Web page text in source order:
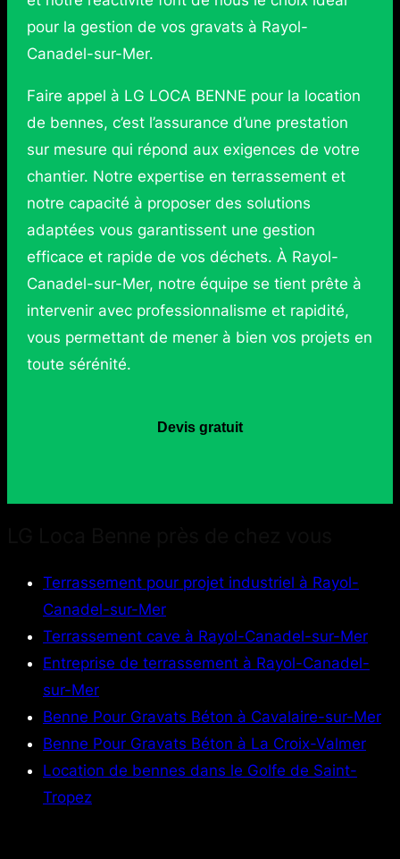
pour la gestion de vos gravats à Rayol-
Canadel-sur-Mer.
Faire appel à LG LOCA BENNE pour la location
de bennes, c’est l’assurance d’une prestation
sur mesure qui répond aux exigences de votre
chantier. Notre expertise en terrassement et
notre capacité à proposer des solutions
adaptées vous garantissent une gestion
efficace et rapide de vos déchets. À Rayol-
Canadel-sur-Mer, notre équipe se tient prête à
intervenir avec professionnalisme et rapidité,
vous permettant de mener à bien vos projets en
toute sérénité.
Devis gratuit
Terrassement pour projet industriel à Rayol-
Canadel-sur-Mer
Terrassement cave à Rayol-Canadel-sur-Mer
Entreprise de terrassement à Rayol-Canadel-
sur-Mer
Benne Pour Gravats Béton à Cavalaire-sur-Mer
Benne Pour Gravats Béton à La Croix-Valmer
Location de bennes dans le Golfe de Saint-
Tropez